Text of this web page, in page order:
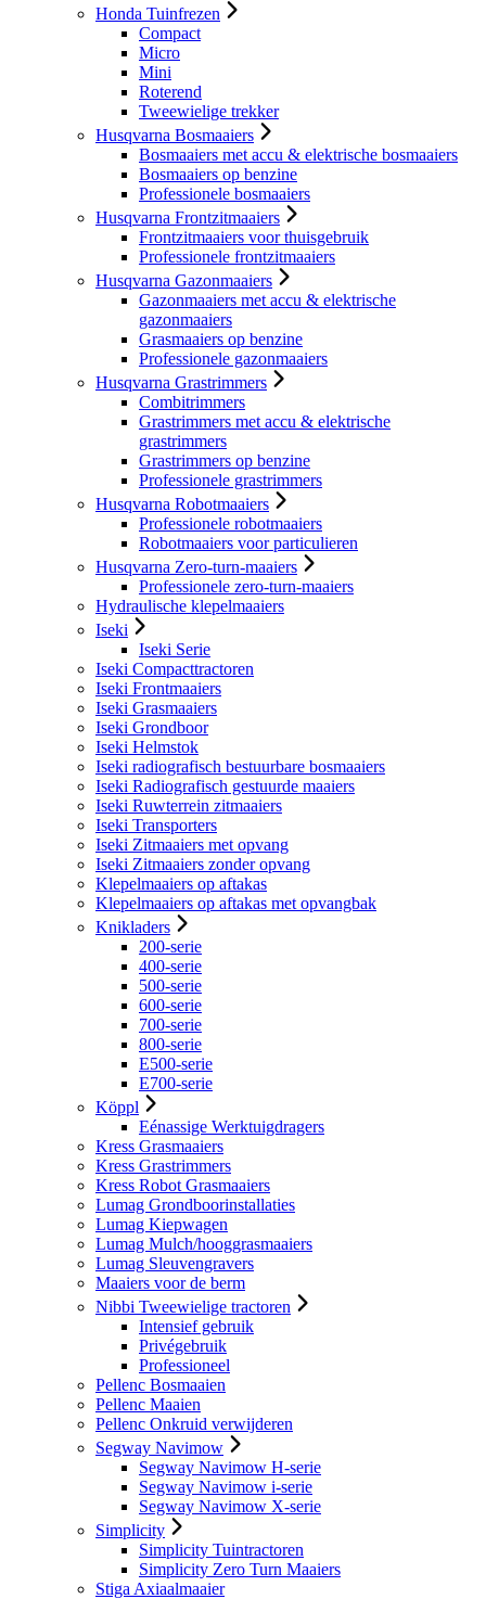
Honda Tuinfrezen
Compact
Micro
Mini
Roterend
Tweewielige trekker
Husqvarna Bosmaaiers
Bosmaaiers met accu & elektrische bosmaaiers
Bosmaaiers op benzine
Professionele bosmaaiers
Husqvarna Frontzitmaaiers
Frontzitmaaiers voor thuisgebruik
Professionele frontzitmaaiers
Husqvarna Gazonmaaiers
Gazonmaaiers met accu & elektrische
gazonmaaiers
Grasmaaiers op benzine
Professionele gazonmaaiers
Husqvarna Grastrimmers
Combitrimmers
Grastrimmers met accu & elektrische
grastrimmers
Grastrimmers op benzine
Professionele grastrimmers
Husqvarna Robotmaaiers
Professionele robotmaaiers
Robotmaaiers voor particulieren
Husqvarna Zero-turn-maaiers
Professionele zero-turn-maaiers
Hydraulische klepelmaaiers
Iseki
Iseki Serie
Iseki Compacttractoren
Iseki Frontmaaiers
Iseki Grasmaaiers
Iseki Grondboor
Iseki Helmstok
Iseki radiografisch bestuurbare bosmaaiers
Iseki Radiografisch gestuurde maaiers
Iseki Ruwterrein zitmaaiers
Iseki Transporters
Iseki Zitmaaiers met opvang
Iseki Zitmaaiers zonder opvang
Klepelmaaiers op aftakas
Klepelmaaiers op aftakas met opvangbak
Knikladers
200-serie
400-serie
500-serie
600-serie
700-serie
800-serie
E500-serie
E700-serie
Köppl
Eénassige Werktuigdragers
Kress Grasmaaiers
Kress Grastrimmers
Kress Robot Grasmaaiers
Lumag Grondboorinstallaties
Lumag Kiepwagen
Lumag Mulch/hooggrasmaaiers
Lumag Sleuvengravers
Maaiers voor de berm
Nibbi Tweewielige tractoren
Intensief gebruik
Privégebruik
Professioneel
Pellenc Bosmaaien
Pellenc Maaien
Pellenc Onkruid verwijderen
Segway Navimow
Segway Navimow H-serie
Segway Navimow i-serie
Segway Navimow X-serie
Simplicity
Simplicity Tuintractoren
Simplicity Zero Turn Maaiers
Stiga Axiaalmaaier